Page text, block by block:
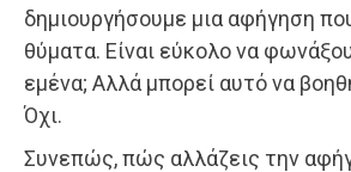
δημιουργήσουμε μια αφήγηση
θύματα. Είναι εύκολο να
εμένα; Αλλά μπορεί αυτό να
Όχι.
Συνεπώς, πώς αλλάζεις την